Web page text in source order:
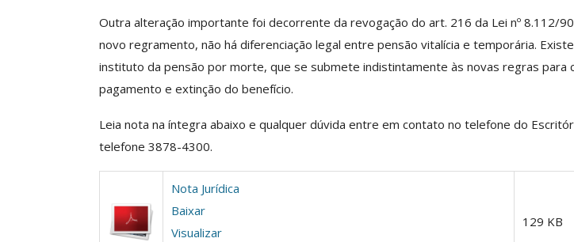
Outra alteração importante foi decorrente da revogação do art. 216 da Lei nº 8.112/
novo regramento, não há diferenciação legal entre pensão vitalícia e temporária.
instituto da pensão por morte, que se submete indistintamente às novas regras para
pagamento e extinção do benefício.
Leia nota na íntegra abaixo e qualquer dúvida entre em contato no telefone do
telefone 3878-4300.
Nota Jurídica
Baixar
Visualizar
129 KB
Reúne Dezenas De Escolas De
Participa De